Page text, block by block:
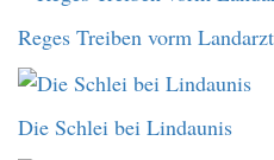
Reges Treiben vorm
Die Schlei bei Lindaunis